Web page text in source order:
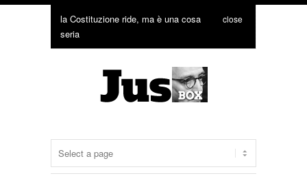
la Costituzione ride, ma è una cosa
seria
close